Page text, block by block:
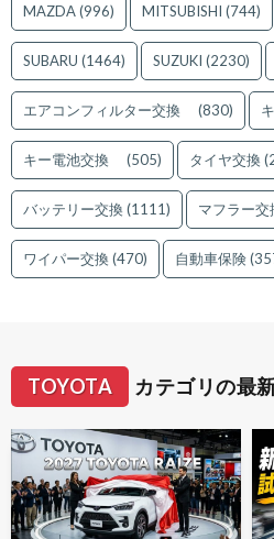
MAZDA(996) MITSUBISHI (744)
SUBARU (1464) SUZUKI (2230)
エアコンフィルター交換 (830)
キー電池交換 (505) タイヤ交換
バッテリー交換(1111) マフラー交
ワイパー交換(470) 自動車保険
TOYOTA カテゴリの最